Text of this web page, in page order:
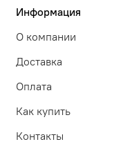
Информация
О компании
Доставка
Оплата
Как купить
Контакты